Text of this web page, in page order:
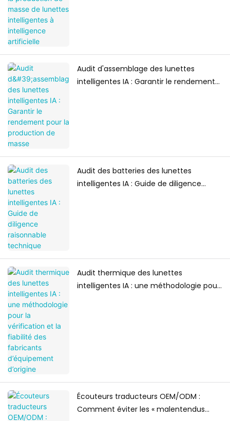
Audit d'assemblage des lunettes
intelligentes IA : Garantir le rendement
Audit des batteries des lunettes
intelligentes IA : Guide de diligence
Audit thermique des lunettes
intelligentes IA : une méthodologie pour
Écouteurs traducteurs OEM/ODM :
Comment éviter les « malentendus